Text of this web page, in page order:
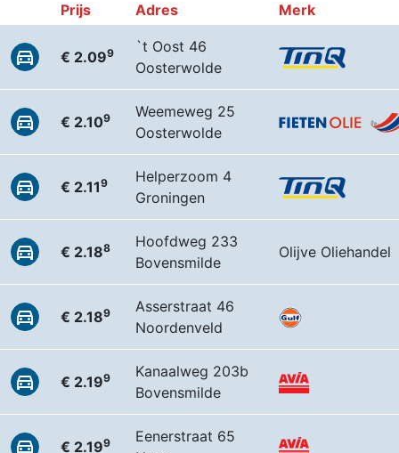
Prijs Adres Merk
€ 2.099
`t Oost 46
Oosterwolde
€ 2.109
Weemeweg 25
Oosterwolde
€ 2.119
Helperzoom 4
Groningen
€ 2.188
Hoofdweg 233
Bovensmilde
Olijve Oliehandel
€ 2.189
Asserstraat 46
Noordenveld
€ 2.199
Kanaalweg 203b
Bovensmilde
€ 2.199
Eenerstraat 65